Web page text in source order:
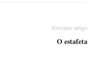
Próximo artigo
O estafeta